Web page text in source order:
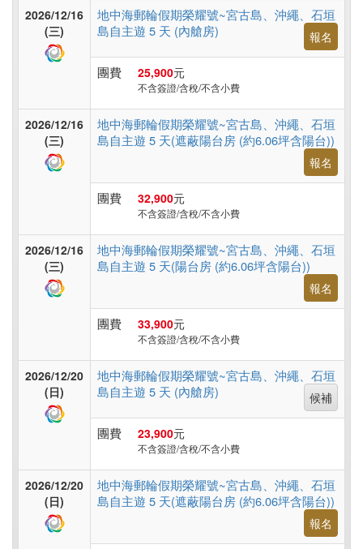
遊2026/12/16
(三)
地中海郵輪假期榮耀號~宮古島、沖繩、石垣
島自主遊 5 天 (內艙房)
報名
團費 25,900元
不含簽證/含稅/不含小費
2026/12/16
(三)
地中海郵輪假期榮耀號~宮古島、沖繩、石垣
島自主遊 5 天(遮蔽陽台房 (約6.06坪含陽台))
報名
團費 32,900元
不含簽證/含稅/不含小費
2026/12/16
(三)
地中海郵輪假期榮耀號~宮古島、沖繩、石垣
島自主遊 5 天(陽台房 (約6.06坪含陽台))
報名
團費 33,900元
不含簽證/含稅/不含小費
2026/12/20
(日)
地中海郵輪假期榮耀號~宮古島、沖繩、石垣
島自主遊 5 天 (內艙房)
候補
團費 23,900元
不含簽證/含稅/不含小費
2026/12/20
(日)
地中海郵輪假期榮耀號~宮古島、沖繩、石垣
島自主遊 5 天(遮蔽陽台房 (約6.06坪含陽台))
報名